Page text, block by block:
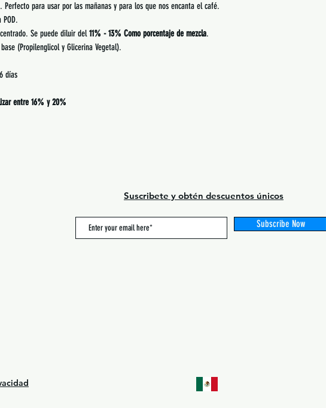
Perfecto para usar por las mañanas y para los que nos encanta el café.
Se puede diluir del11% - 13% Como porcentaje de mezcla.
(Propilenglicol y Glicerina Vegetal).
días
entre 16% y 20%
Suscribete y obtén descuentos únicos
Subscribe Now